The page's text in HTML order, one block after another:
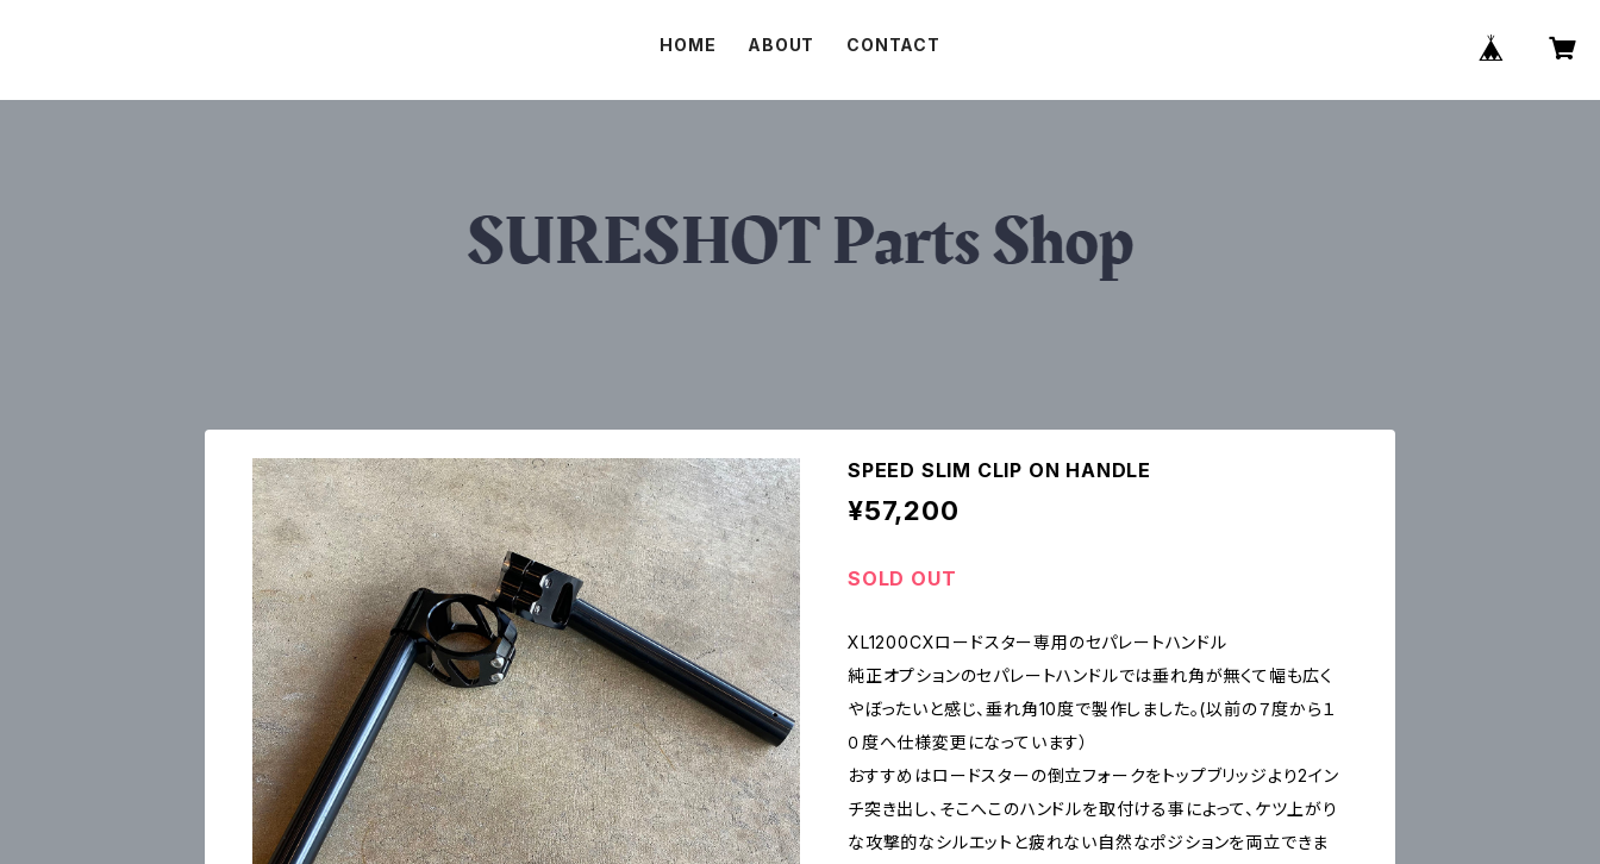
HOME ABOUT CONTACT
SPEED SLIM CLIP ON HANDLE
¥57,200
SOLD OUT
XL1200CXロードスター専用のセパレートハンドル
純正オプションのセパレートハンドルでは垂れ角が無くて幅も広く
やぼったいと感じ、垂れ角10度で製作しました。(以前の７度から１
０度へ仕様変更になっています）
おすすめはロードスターの倒立フォークをトップブリッジより2イン
チ突き出し、そこへこのハンドルを取付ける事によって、ケツ上がり
な攻撃的なシルエットと疲れない自然なポジションを両立できま